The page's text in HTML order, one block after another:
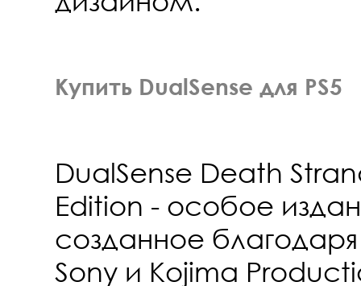
Купить DualSense для PS5
DualSense Death
Edition - особое
созданное
Sony и Kojima